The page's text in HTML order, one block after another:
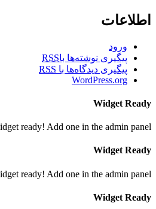
اطلاعات
ورود
پیگیری نوشته‌ها باRSS
پیگیری دیدگاه‌ها با RSS
WordPress.org
Widget Ready
ready! Add one in the admin panel.
Widget Ready
ready! Add one in the admin panel.
Widget Ready